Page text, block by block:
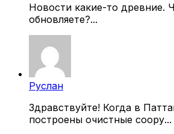
Новости какие-то древние.
обновляете?...
Руслан
Здравствуйте! Когда в
построены очистные соору...